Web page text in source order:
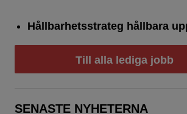
Hållbarhetsstrateg hållbara
Till alla lediga jobb
SENASTE NYHETERNA